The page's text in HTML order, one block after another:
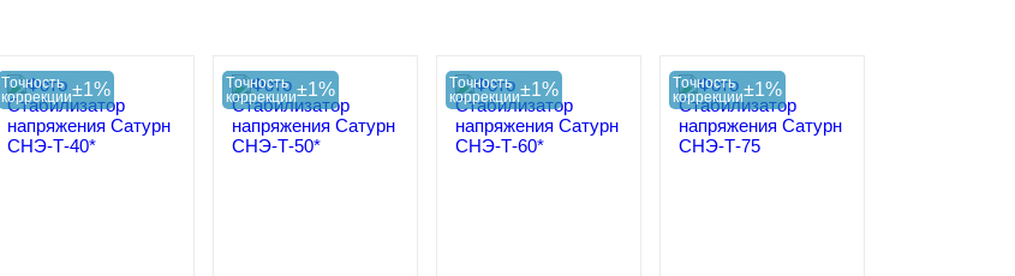
Tочность
коррекции±1%
Tочность
коррекции±1%
Tочность
коррекции±1%
Tочность
коррекции±1%